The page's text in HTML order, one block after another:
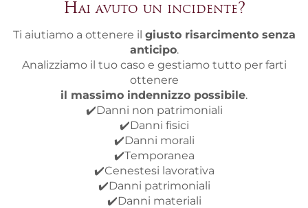
Hai avuto un incidente?
Ti aiutiamo a ottenere il giusto risarcimento senza
anticipo.
Analizziamo il tuo caso e gestiamo tutto per farti
ottenere
il massimo indennizzo possibile.
✔️Danni non patrimoniali
✔️Danni fisici
✔️Danni morali
✔️Temporanea
✔️Cenestesi lavorativa
✔️Danni patrimoniali
✔️Danni materiali